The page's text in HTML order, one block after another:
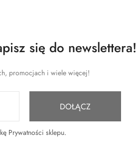
się do newslettera!
promocjach i wiele więcej!
DOŁĄCZ
Prywatności sklepu.